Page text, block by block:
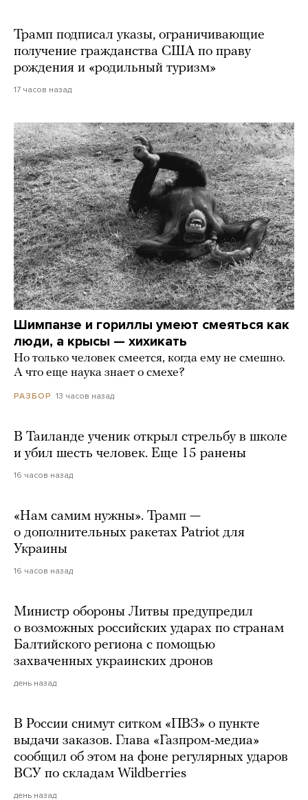
Трамп подписал указы, ограничивающие
получение гражданства США по праву
рождения и «родильный туризм»
17 часов назад
Шимпанзе и гориллы умеют смеяться как
люди, а крысы — хихикать
Но только человек смеется, когда ему не смешно.
А что еще наука знает о смехе?
РАЗБОР 13 часов назад
В Таиланде ученик открыл стрельбу в школе
и убил шесть человек. Еще 15 ранены
16 часов назад
«Нам самим нужны». Трамп —
о дополнительных ракетах Patriot для
Украины
16 часов назад
Министр обороны Литвы предупредил
о возможных российских ударах по странам
Балтийского региона с помощью
захваченных украинских дронов
день назад
В России снимут ситком «ПВЗ» о пункте
выдачи заказов. Глава «Газпром-медиа»
сообщил об этом на фоне регулярных ударов
ВСУ по складам Wildberries
день назад